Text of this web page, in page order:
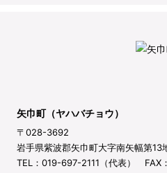
矢巾町（ヤハバチョウ）
〒028-3692
岩手県紫波郡矢巾町大字南矢幅第13
TEL：019-697-2111（代表） FAX